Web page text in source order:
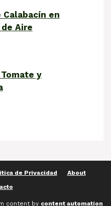
Calabacín en
Aire
y
de Privacidad
About
content by content automation